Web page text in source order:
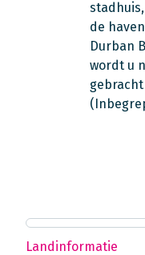
de
Durban
wordt u
Landinformatie